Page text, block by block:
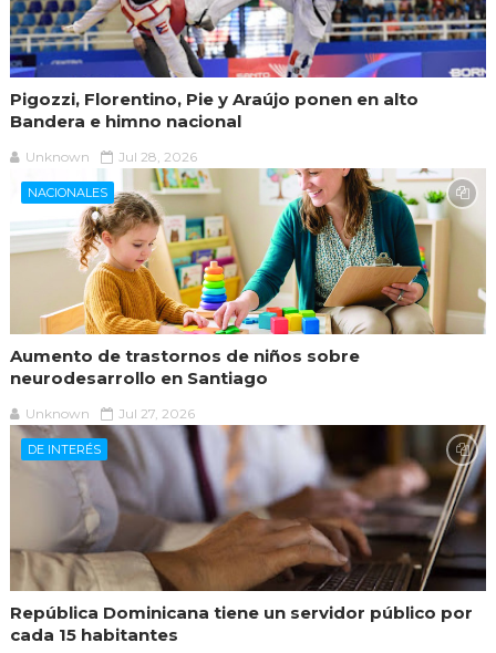
Pigozzi, Florentino, Pie y Araújo ponen en alto
Bandera e himno nacional
Unknown Jul 28, 2026
NACIONALES
Aumento de trastornos de niños sobre
neurodesarrollo en Santiago
Unknown Jul 27, 2026
DE INTERÉS
República Dominicana tiene un servidor público por
cada 15 habitantes